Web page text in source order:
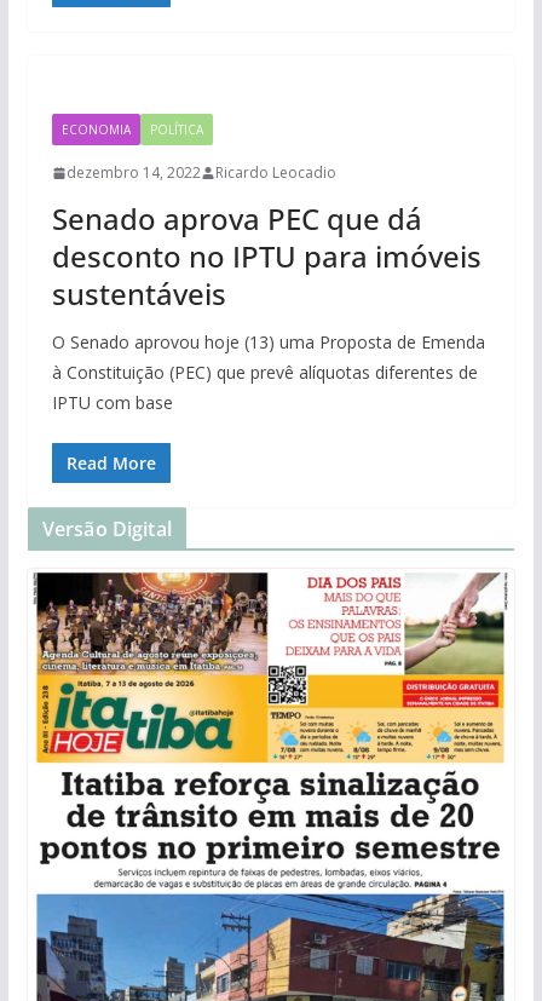
ECONOMIA POLÍTICA
dezembro 14, 2022 Ricardo Leocadio
Senado aprova PEC que dá
desconto no IPTU para imóveis
sustentáveis
O Senado aprovou hoje (13) uma Proposta de Emenda
à Constituição (PEC) que prevê alíquotas diferentes de
IPTU com base
Read More
Versão Digital